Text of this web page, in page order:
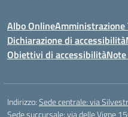
Albo OnlineAmministrazione
Dichiarazione di accessibilità
Obiettivi di accessibilità
Indirizzo:Sede centrale: via
Sede succursale: via delle Vigne